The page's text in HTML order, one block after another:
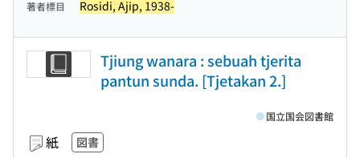
著者標目 Rosidi, Ajip, 1938-
Tjiung wanara : sebuah tjerita
pantun sunda. [Tjetakan 2.]
紙 図書
国立国会図書館